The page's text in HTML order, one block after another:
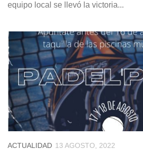
equipo local se llevó la victoria...
ACTUALIDAD 13 AGOSTO, 2022